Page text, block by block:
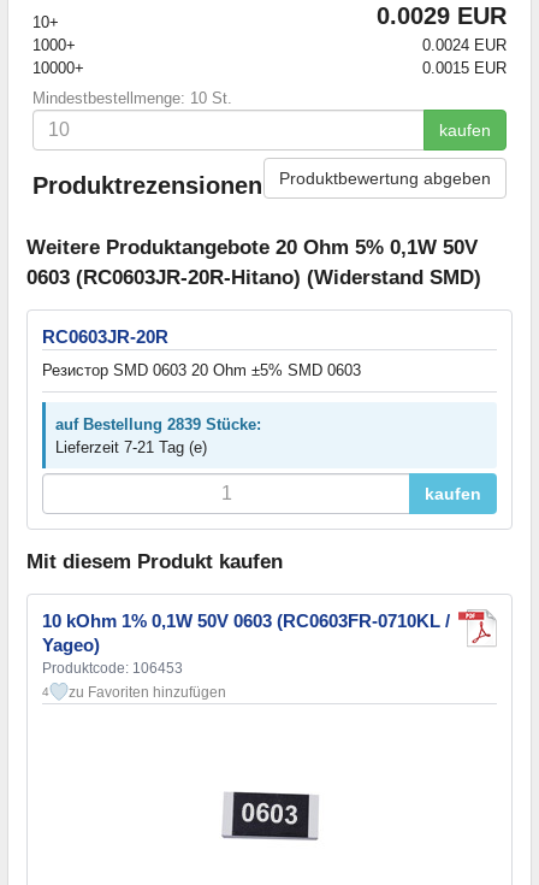
10+
0.0029 EUR
1000+
0.0024 EUR
10000+
0.0015 EUR
Mindestbestellmenge: 10 St.
kaufen
Produktrezensionen Produktbewertung abgeben
Weitere Produktangebote 20 Ohm 5% 0,1W 50V
0603 (RC0603JR-20R-Hitano) (Widerstand SMD)
RC0603JR-20R
Резистор SMD 0603 20 Ohm ±5% SMD 0603
auf Bestellung 2839 Stücke:
Lieferzeit 7-21 Tag (e)
kaufen
Mit diesem Produkt kaufen
10 kOhm 1% 0,1W 50V 0603 (RC0603FR-0710KL /
Yageo)
Produktcode: 106453
4 zu Favoriten hinzufügen